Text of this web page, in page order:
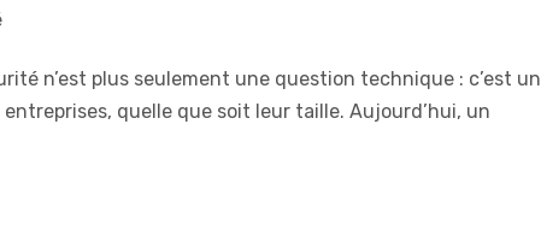
n’est plus seulement une question technique : c’est un
quelle que soit leur taille. Aujourd’hui, un